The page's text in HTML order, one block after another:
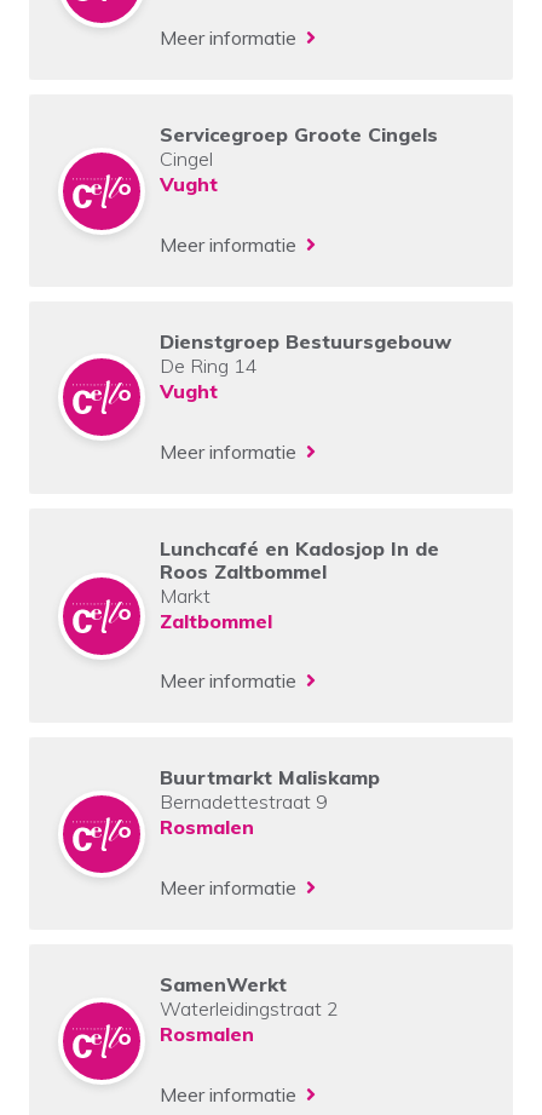
Meer informatie
Servicegroep Groote Cingels
Cingel
Vught
Meer informatie
Dienstgroep Bestuursgebouw
De Ring 14
Vught
Meer informatie
Lunchcafé en Kadosjop In de
Roos Zaltbommel
Markt
Zaltbommel
Meer informatie
Buurtmarkt Maliskamp
Bernadettestraat 9
Rosmalen
Meer informatie
SamenWerkt
Waterleidingstraat 2
Rosmalen
Meer informatie